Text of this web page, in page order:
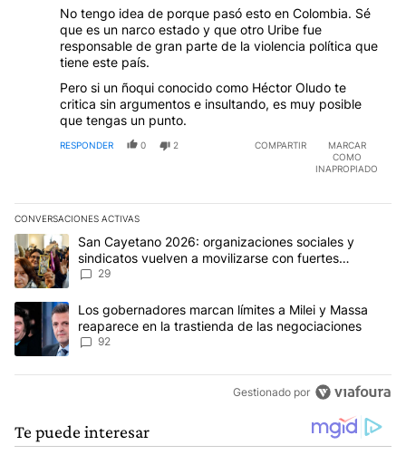
No tengo idea de porque pasó esto en Colombia. Sé
que es un narco estado y que otro Uribe fue
responsable de gran parte de la violencia política que
tiene este país.
Pero si un ñoqui conocido como Héctor Oludo te
critica sin argumentos e insultando, es muy posible
que tengas un punto.
RESPONDER 0 2 COMPARTIR
MARCAR
COMO
INAPROPIADO
CONVERSACIONES ACTIVAS
Este listado muestra los artículos con más comentarios en los
Un artículo de tendencia con el título "San Cayetano 2026:
San Cayetano 2026: organizaciones sociales y
sindicatos vuelven a movilizarse con fuertes
reclamos al Gobierno
29
Un artículo de tendencia con el título "Los gobernadores marcan
Los gobernadores marcan límites a Milei y Massa
reaparece en la trastienda de las negociaciones
92
Gestionado por